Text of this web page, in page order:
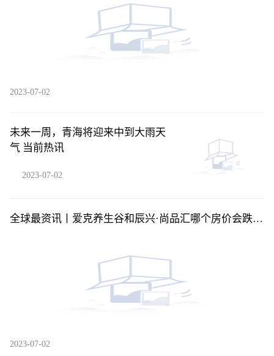
2023-07-02
未来一周，青海将迎来中到大雨天
气 当前热讯
2023-07-02
全球最资讯丨爱克养生谷和辰兴·尚品汇哪个房价会跌？
2023-07-02